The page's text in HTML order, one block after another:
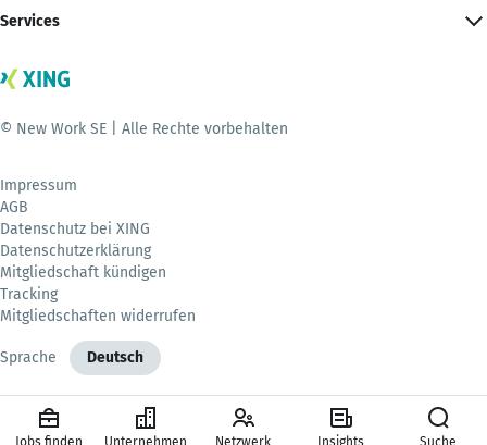
Services
© New Work SE | Alle Rechte vorbehalten
Impressum
AGB
Datenschutz bei XING
Datenschutzerklärung
Mitgliedschaft kündigen
Tracking
Mitgliedschaften widerrufen
Sprache Deutsch
Jobs finden Unternehmen Netzwerk Insights Suche